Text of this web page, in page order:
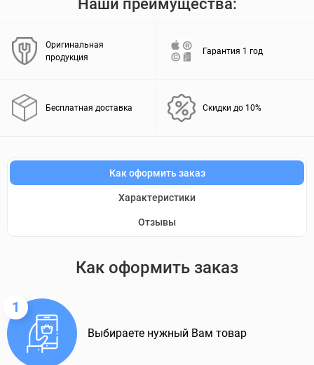
Наши преимущества:
Оригинальная
продукция
Гарантия 1 год
Бесплатная доставка Скидки до 10%
Как оформить заказ
Характеристики
Отзывы
Как оформить заказ
1
Выбираете нужный Вам товар